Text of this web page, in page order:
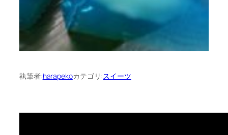
執筆者:harapekoカテゴリ:スイーツ